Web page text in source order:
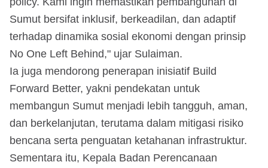
Sumut bersifat inklusif, berkeadilan, dan adaptif
terhadap dinamika sosial ekonomi dengan prinsip
No One Left Behind," ujar Sulaiman.
Ia juga mendorong penerapan inisiatif Build
Forward Better, yakni pendekatan untuk
membangun Sumut menjadi lebih tangguh, aman,
dan berkelanjutan, terutama dalam mitigasi risiko
bencana serta penguatan ketahanan infrastruktur.
Sementara itu, Kepala Badan Perencanaan